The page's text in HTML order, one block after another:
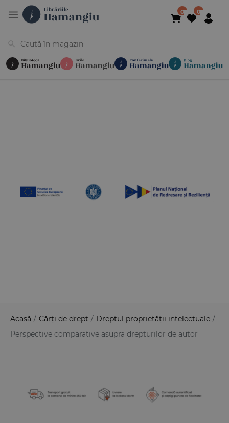
Acasă / Cărți de drept / Dreptul proprietății intelectuale /
Perspective comparative asupra drepturilor de autor